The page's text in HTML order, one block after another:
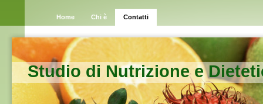
Home Chi è Contatti
Studio di Nutrizione e